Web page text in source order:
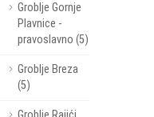
Groblje Gornje
Plavnice -
pravoslavno (5)
Groblje Breza
(5)